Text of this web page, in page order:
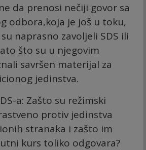
da prenosi nečiji govor sa
odbora,koja je još u toku,
naprasno zavoljeli SDS ili
što su u njegovim
savršen materijal za
jedinstva.
a: Zašto su režimski
protiv jedinstva
stranaka i zašto im
kurs toliko odgovara?